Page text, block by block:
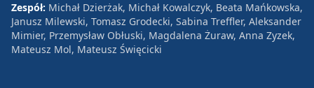
Zespół: Michał Dzierżak, Michał Kowalczyk, Beata Mańkowska,
Janusz Milewski, Tomasz Grodecki, Sabina Treffler, Aleksander
Mimier, Przemysław Obłuski, Magdalena Żuraw, Anna Zyzek,
Mateusz Mol, Mateusz Święcicki